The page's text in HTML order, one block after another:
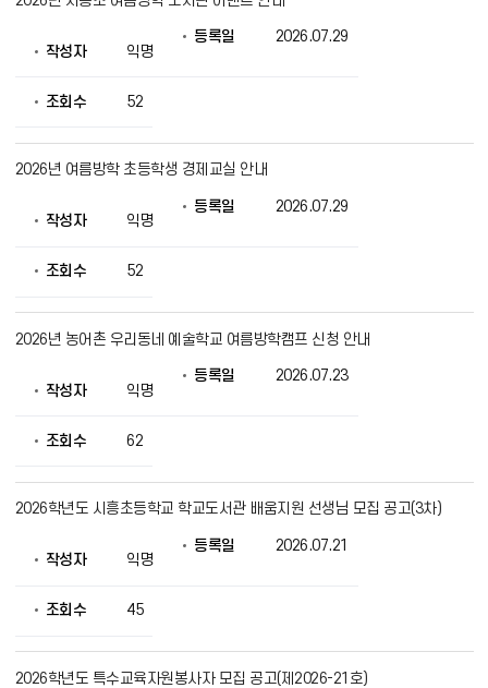
작성자 익명
등록일 2026.07.29
조회수 52
2026년 여름방학 초등학생 경제교실 안내
작성자 익명
등록일 2026.07.29
조회수 52
2026년 농어촌 우리동네 예술학교 여름방학캠프 신청 안내
작성자 익명
등록일 2026.07.23
조회수 62
2026학년도 시흥초등학교 학교도서관 배움지원 선생님 모집 공고(3차)
작성자 익명
등록일 2026.07.21
조회수 45
2026학년도 특수교육자원봉사자 모집 공고(제2026-21호)